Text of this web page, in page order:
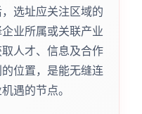
选址应关注区域的
业所属或关联产业
人才、信息及合作
位置，是能无缝连
遇的节点。